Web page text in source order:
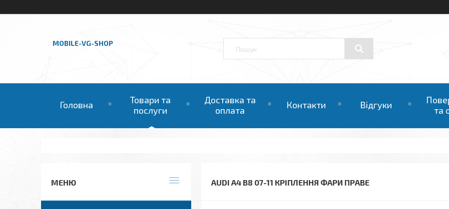
MOBILE-VG-SHOP
Головна
Товари та
послуги
Доставка та
оплата
Контакти Відгуки
та
AUDI A4 B8 07-11 КРІПЛЕННЯ ФАРИ ПРАВЕ